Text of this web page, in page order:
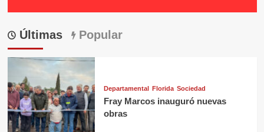
Últimas Popular
Departamental Florida Sociedad
Fray Marcos inauguró nuevas
obras